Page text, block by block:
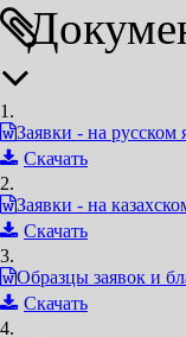
1.
Заявки - на
Скачать
2.
Заявки - на
Скачать
3.
Образцы заявок и
Скачать
4.